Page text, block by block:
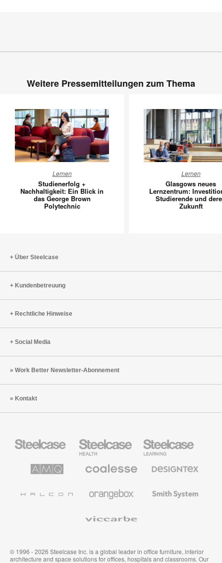
Weitere Pressemitteilungen zum Thema
+
Nachhaltigkeit:
Ein
Polytechnic
Lernen
Studienerfolg +
Nachhaltigkeit: Ein Blick in
das George Brown
Polytechnic
neues
Lernen
Glasgows neues
Lernzentrum:
Studierende und
Zukunft
Über Steelcase
Kundenbetreuung
Rechtliche Hinweise
Social Media
Work Better Newsletter-Abonnement
Kontakt
Büromöbel
Health
Education
Möbel
Solutions
Büromöbel
Textilien
System
© 1996 - 2026 Steelcase Inc. is a global leader in office furniture, interior
architecture and space solutions for offices, hospitals and classrooms. Our